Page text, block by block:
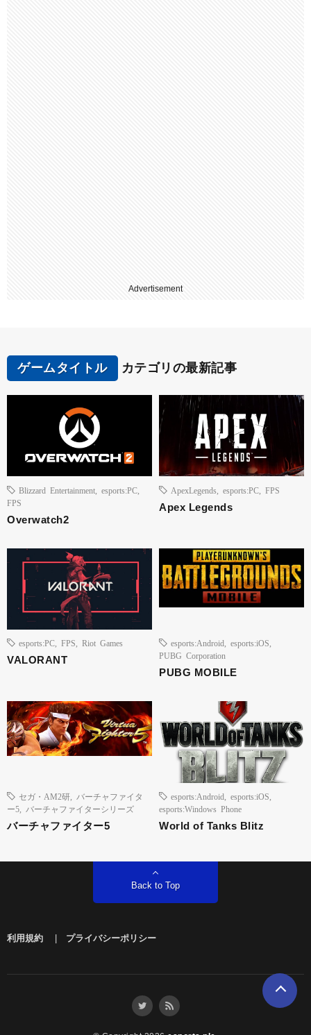
Advertisement
ゲームタイトル カテゴリの最新記事
Blizzard Entertainment esports:PC
FPS
Overwatch2
ApexLegends esports:PC FPS
Apex Legends
esports:PC FPS Riot Games
VALORANT
esports:Android esports:iOS
PUBG Corporation
PUBG MOBILE
セガ・AM2研
バーチャファイタ
ー5
バーチャファイターシリーズ
バーチャファイター5
esports:Android esports:iOS
esports:Windows Phone
World of Tanks Blitz
Back to Top
利用規約 | プライバシーポリシー